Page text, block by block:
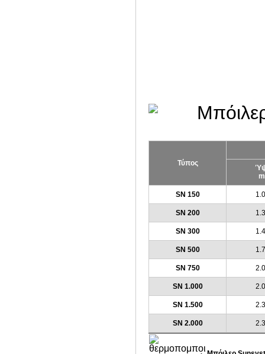
Τύπος
SN 150
SN 200
SN 300
SN 500
SN 750
SN 1.000
SN 1.500
SN 2.000